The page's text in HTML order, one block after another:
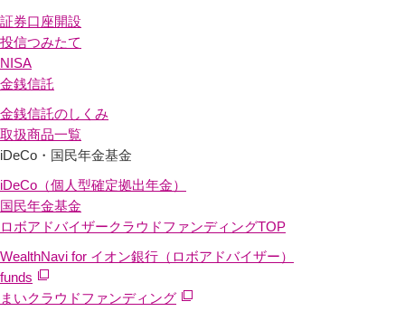
証券口座開設
投信つみたて
NISA
金銭信託
金銭信託のしくみ
取扱商品一覧
iDeCo・国民年金基金
iDeCo（個人型確定拠出年金）
国民年金基金
ロボアドバイザークラウドファンディングTOP
WealthNavi for イオン銀行（ロボアドバイザー）
funds
まいクラウドファンディング